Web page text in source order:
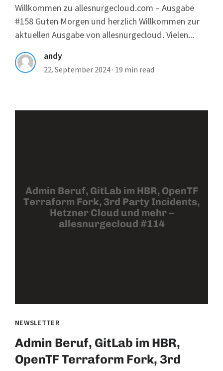
Willkommen zu allesnurgecloud.com – Ausgabe
#158 Guten Morgen und herzlich Willkommen zur
aktuellen Ausgabe von allesnurgecloud. Vielen...
andy
22. September 2024 · 19 min read
Admin Beruf, GitLab im HBR, OpenTF
Terraform Fork, 3rd Party Incidents,
Hetzner Cloud und mehr –
allesnurgecloud #114
NEWSLETTER
Admin Beruf, GitLab im HBR,
OpenTF Terraform Fork, 3rd